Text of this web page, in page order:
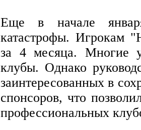
Еще в начале
катастрофы. Игрокам
за 4 месяца. Многие
клубы. Однако
заинтересованных в
спонсоров, что
профессиональных